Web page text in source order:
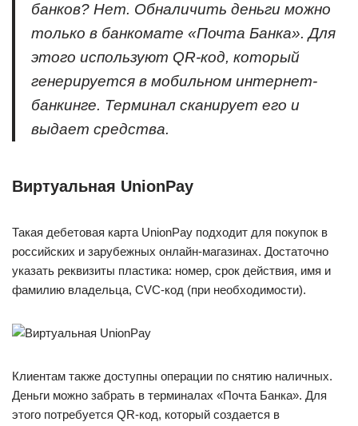
банков? Нет. Обналичить деньги можно
только в банкомате «Почта Банка». Для
этого используют QR-код, который
генерируется в мобильном интернет-
банкинге. Терминал сканирует его и
выдает средства.
Виртуальная UnionPay
Такая дебетовая карта UnionPay подходит для покупок в
российских и зарубежных онлайн-магазинах. Достаточно
указать реквизиты пластика: номер, срок действия, имя и
фамилию владельца, CVC-код (при необходимости).
Клиентам также доступны операции по снятию наличных.
Деньги можно забрать в терминалах «Почта Банка». Для
этого потребуется QR-код, который создается в